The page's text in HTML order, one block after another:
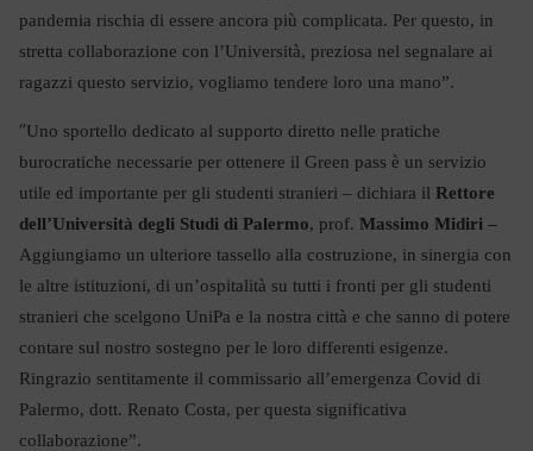
pandemia rischia di essere ancora più complicata. Per questo, in
stretta collaborazione con l’Università, preziosa nel segnalare ai
ragazzi questo servizio, vogliamo tendere loro una mano”.
“Uno sportello dedicato al supporto diretto nelle pratiche
burocratiche necessarie per ottenere il Green pass è un servizio
utile ed importante per gli studenti stranieri – dichiara il Rettore
dell’Università degli Studi di Palermo, prof. Massimo Midiri –
Aggiungiamo un ulteriore tassello alla costruzione, in sinergia con
le altre istituzioni, di un’ospitalità su tutti i fronti per gli studenti
stranieri che scelgono UniPa e la nostra città e che sanno di potere
contare sul nostro sostegno per le loro differenti esigenze.
Ringrazio sentitamente il commissario all’emergenza Covid di
Palermo, dott. Renato Costa, per questa significativa
collaborazione”.